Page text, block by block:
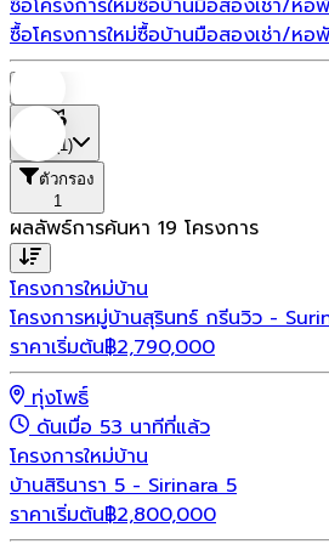
ซื้อโครงการใหม่ซื้อบ้านมือสองเช่า/หอ
(1)
ตัวกรอง
1
ผลลัพธ์การค้นหา 19 โครงการ
โครงการใหม่บ้าน
โครงการหมู่บ้านสุรินทร์ กรีนวิว -
ราคาเริ่มต้น฿2,790,000
ทุ่งโพธิ์
ดันเมื่อ 53 นาทีที่แล้ว
โครงการใหม่บ้าน
บ้านสิรินารา 5 - Sirinara 5
ราคาเริ่มต้น฿2,800,000